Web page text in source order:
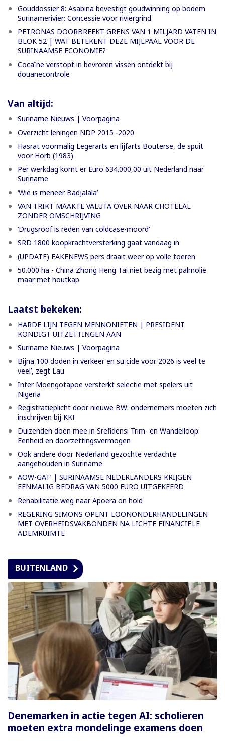
Gouddossier 8: Asabina bevestigt goudwinning op bodem
Surinamerivier: Concessie voor riviergrind
PETRONAS DOORBREEKT GRENS VAN 1 MILJARD VATEN IN
BLOK 52 | WAT BETEKENT DEZE MIJLPAAL VOOR DE
SURINAAMSE ECONOMIE?
Cocaïne verstopt in bevroren vissen ontdekt bij
douanecontrole
Van altijd:
Suriname Nieuws | Voorpagina
Overzicht leningen NDP 2015 -2020
Hasrat voormalig Legerarts en lijfarts Bouterse, de spuit
voor Horb (1983)
Per werkdag komt er Euro 634.000,00 uit Nederland naar
Suriname
‘Wie is meneer Badjalala’
VAN TRIKT MAAKTE VALUTA OVER NAAR CHOTELAL
ZONDER OMSCHRIJVING
’Drugsroof is reden van coldcase-moord’
SRD 1800 koopkrachtversterking gaat vandaag in
(UPDATE) FAKENEWS pers draait weer op volle toeren
50.000 ha - China Zhong Heng Tai niet bezig met palmolie
maar met houtkap
Laatst bekeken:
HARDE LIJN TEGEN MENNONIETEN | PRESIDENT
KONDIGT UITZETTINGEN AAN
Suriname Nieuws | Voorpagina
Bijna 100 doden in verkeer en suïcide voor 2026 is veel te
veel’, zegt Lau
Inter Moengotapoe versterkt selectie met spelers uit
Nigeria
Registratieplicht door nieuwe BW: ondernemers moeten zich
inschrijven bij KKF
Duizenden doen mee in Srefidensi Trim- en Wandelloop:
Eenheid en doorzettingsvermogen
Ook andere door Nederland gezochte verdachte
aangehouden in Suriname
AOW-GAT’ | SURINAAMSE NEDERLANDERS KRIJGEN
EENMALIG BEDRAG VAN 5000 EURO UITGEKEERD
Rehabilitatie weg naar Apoera on hold
REGERING SIMONS OPENT LOONONDERHANDELINGEN
MET OVERHEIDSVAKBONDEN NA LICHTE FINANCIËLE
ADEMRUIMTE
BUITENLAND
Denemarken in actie tegen AI: scholieren
moeten extra mondelinge examens doen